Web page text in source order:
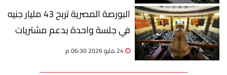
البورصة المصرية تربح 43 مليار جنيه
في جلسة واحدة بدعم مشتريات
الأجانب
24 مايو 2026 06:30 م